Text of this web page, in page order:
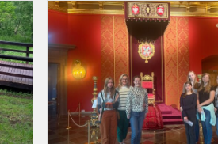
6c
klasės
kelionė
į
Pasvalį